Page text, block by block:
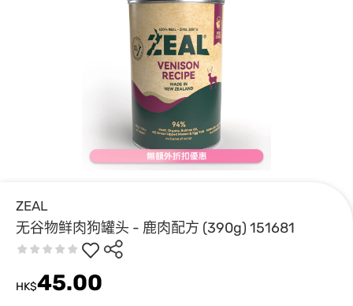
ZEAL
无谷物鲜肉狗罐头 - 鹿肉配方 (390g) 151681
HK$45.00